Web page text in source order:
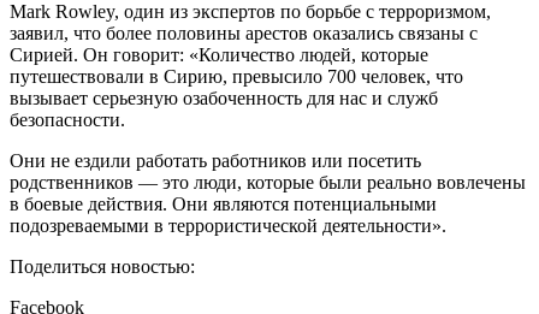
Mark Rowley, один из экспертов по борьбе с терроризмом,
заявил, что более половины арестов оказались связаны с
Сирией. Он говорит: «Количество людей, которые
путешествовали в Сирию, превысило 700 человек, что
вызывает серьезную озабоченность для нас и служб
безопасности.
Они не ездили работать работников или посетить
родственников — это люди, которые были реально вовлечены
в боевые действия. Они являются потенциальными
подозреваемыми в террористической деятельности».
Поделиться новостью:
Facebook